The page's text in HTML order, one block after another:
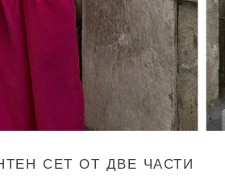
СЕТ ОТ ДВЕ ЧАСТИ